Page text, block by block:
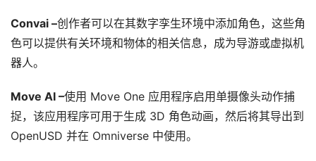
Convai –创作者可以在其数字孪生环境中添加角色，这些角
色可以提供有关环境和物体的相关信息，成为导游或虚拟机
器人。
Move AI –使用 Move One 应用程序启用单摄像头动作捕
捉，该应用程序可用于生成 3D 角色动画，然后将其导出到
OpenUSD 并在 Omniverse 中使用。